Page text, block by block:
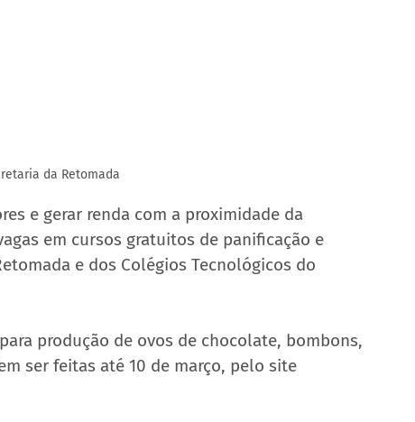
da Retomada
e gerar renda com a proximidade da
em cursos gratuitos de panificação e
e dos Colégios Tecnológicos do
produção de ovos de chocolate, bombons,
ser feitas até 10 de março, pelo site